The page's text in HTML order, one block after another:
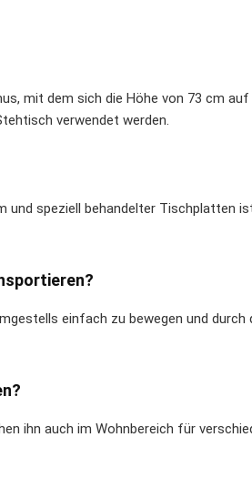
mit dem sich die Höhe von 73 cm auf
verwendet werden.
und speziell behandelter Tischplatten
einfach zu bewegen und durch
ihn auch im Wohnbereich für